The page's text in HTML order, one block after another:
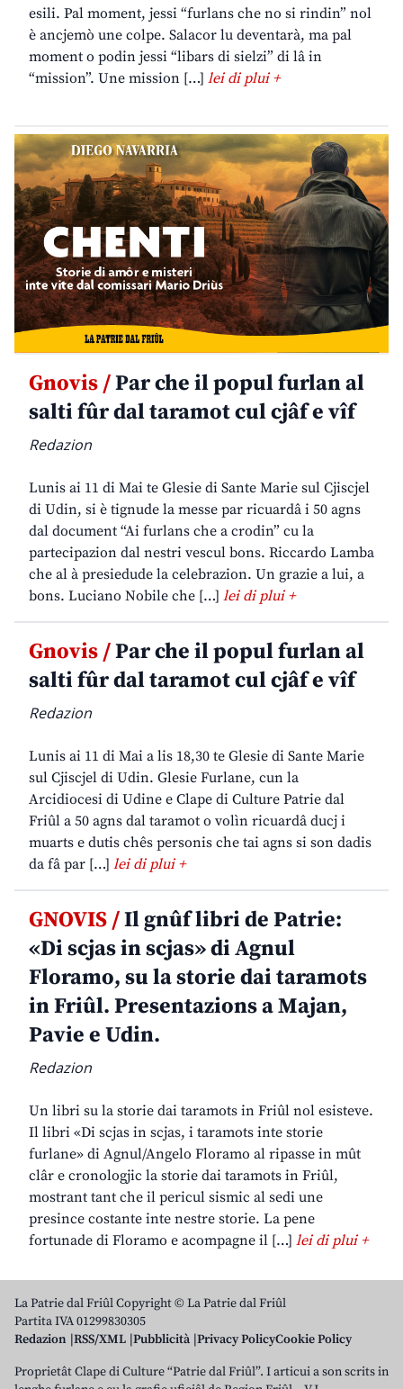
esili. Pal moment, jessi “furlans che no si rindin” nol
è ancjemò une colpe. Salacor lu deventarà, ma pal
moment o podin jessi “libars di sielzi” di lâ in
“mission”. Une mission […] lei di plui +
Gnovis /Par che il popul furlan al
salti fûr dal taramot cul cjâf e vîf
Redazion
Lunis ai 11 di Mai te Glesie di Sante Marie sul Cjiscjel
di Udin, si è tignude la messe par ricuardâ i 50 agns
dal document “Ai furlans che a crodin” cu la
partecipazion dal nestri vescul bons. Riccardo Lamba
che al à presiedude la celebrazion. Un grazie a lui, a
bons. Luciano Nobile che […] lei di plui +
Gnovis /Par che il popul furlan al
salti fûr dal taramot cul cjâf e vîf
Redazion
Lunis ai 11 di Mai a lis 18,30 te Glesie di Sante Marie
sul Cjiscjel di Udin. Glesie Furlane, cun la
Arcidiocesi di Udine e Clape di Culture Patrie dal
Friûl a 50 agns dal taramot o volìn ricuardâ ducj i
muarts e dutis chês personis che tai agns si son dadis
da fâ par […] lei di plui +
GNOVIS /Il gnûf libri de Patrie:
«Di scjas in scjas» di Agnul
Floramo, su la storie dai taramots
in Friûl. Presentazions a Majan,
Pavie e Udin.
Redazion
Un libri su la storie dai taramots in Friûl nol esisteve.
Il libri «Di scjas in scjas, i taramots inte storie
furlane» di Agnul/Angelo Floramo al ripasse in mût
clâr e cronologjic la storie dai taramots in Friûl,
mostrant tant che il pericul sismic al sedi une
presince costante inte nestre storie. La pene
fortunade di Floramo e acompagne il […] lei di plui +
La Patrie dal Friûl Copyright © La Patrie dal Friûl
Partita IVA 01299830305
Redazion RSS/XML Pubblicità Privacy PolicyCookie Policy
Proprietât Clape di Culture “Patrie dal Friûl”. I articui a son scrits in